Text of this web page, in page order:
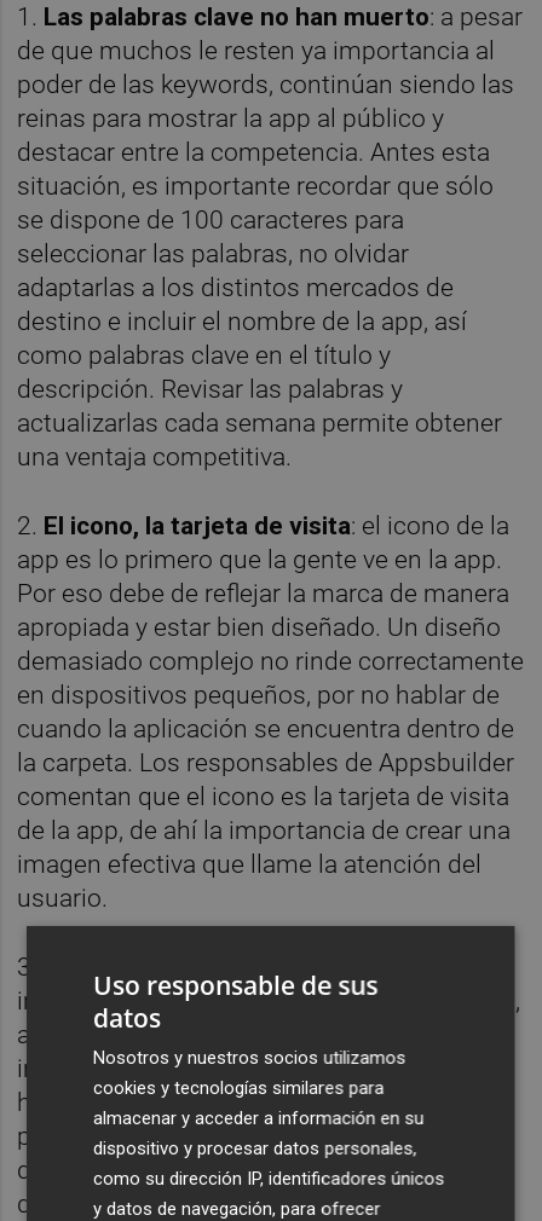
1. Las palabras clave no han muerto: a pesar
de que muchos le resten ya importancia al
poder de las keywords, continúan siendo las
reinas para mostrar la app al público y
destacar entre la competencia. Antes esta
situación, es importante recordar que sólo
se dispone de 100 caracteres para
seleccionar las palabras, no olvidar
adaptarlas a los distintos mercados de
destino e incluir el nombre de la app, así
como palabras clave en el título y
descripción. Revisar las palabras y
actualizarlas cada semana permite obtener
una ventaja competitiva.
2. El icono, la tarjeta de visita: el icono de la
app es lo primero que la gente ve en la app.
Por eso debe de reflejar la marca de manera
apropiada y estar bien diseñado. Un diseño
demasiado complejo no rinde correctamente
en dispositivos pequeños, por no hablar de
cuando la aplicación se encuentra dentro de
la carpeta. Los responsables de Appsbuilder
comentan que el icono es la tarjeta de visita
de la app, de ahí la importancia de crear una
imagen efectiva que llame la atención del
usuario.
3.
imágenes deben reflejar el uso real de la app,
además de destacar los rasgos más
importantes o contenido exclusivo. Lo que
hacen muchas marcas líderes es
personalizar imágenes añadiendo
declaraciones sobre beneficios y escenarios
de uso que potencien las descargas. Si una
Uso responsable de sus
datos
Nosotros y nuestros socios utilizamos
cookies y tecnologías similares para
almacenar y acceder a información en su
dispositivo y procesar datos personales,
como su dirección IP, identificadores únicos
y datos de navegación, para ofrecer